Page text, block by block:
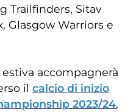
Trailfinders, Sitav
Glasgow Warriors e
accompagnerà
il calcio di inizio
2023/24,